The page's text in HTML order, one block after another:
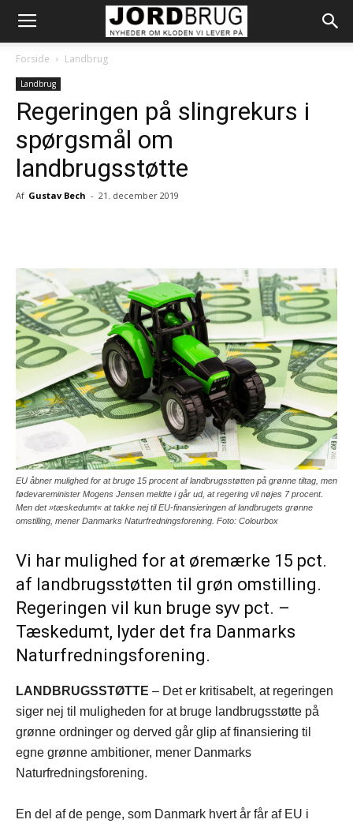
Forside Landbrug
Landbrug
Regeringen på slingrekurs i
spørgsmål om
landbrugsstøtte
Af Gustav Bech - 21. december 2019
EU åbner mulighed for at bruge 15 procent af landbrugsstøtten på grønne tiltag, men
fødevareminister Mogens Jensen meldte i går ud, at regering vil nøjes 7 procent.
Men det »tæskedumt« at takke nej til EU-finansieringen af landbrugets grønne
omstilling, mener Danmarks Naturfredningsforening. Foto: Colourbox
Vi har mulighed for at øremærke 15 pct.
af landbrugsstøtten til grøn omstilling.
Regeringen vil kun bruge syv pct. –
Tæskedumt, lyder det fra Danmarks
Naturfredningsforening.
LANDBRUGSSTØTTE – Det er kritisabelt, at regeringen
siger nej til muligheden for at bruge landbrugsstøtte på
grønne ordninger og derved går glip af finansiering til
egne grønne ambitioner, mener Danmarks
Naturfredningsforening.
En del af de penge, som Danmark hvert år får af EU i